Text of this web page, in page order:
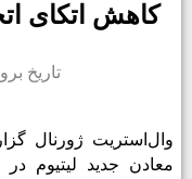
کاهش اتکای
تاریخ
وال‌استریت ژورنال
معادن جدید لیتیوم در